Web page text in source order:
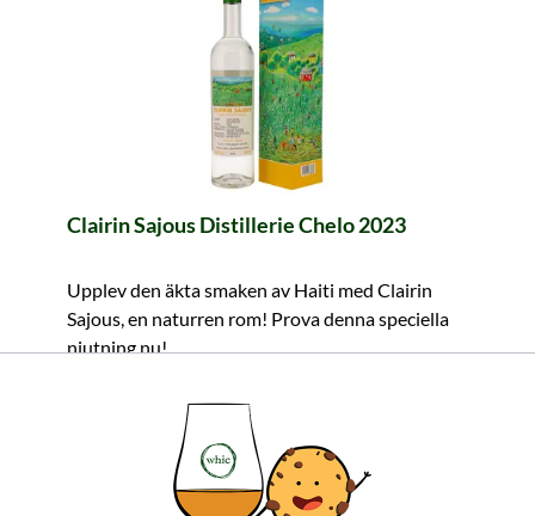
Clairin Sajous Distillerie Chelo 2023
Upplev den äkta smaken av Haiti med Clairin
Sajous, en naturren rom! Prova denna speciella
njutning nu!
Innehåll: 0.7 Liter (108,56 €/Liter)
inkl. moms. exkl. fraktkostnader